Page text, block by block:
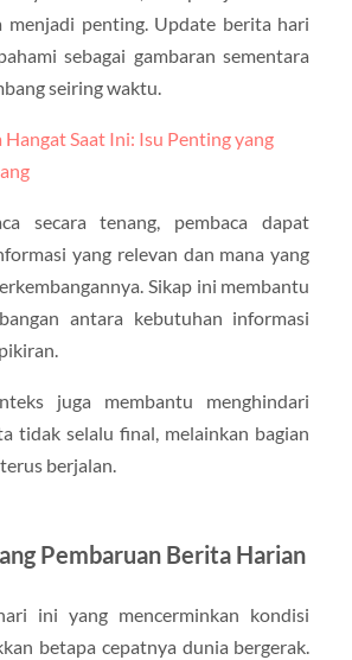
menjadi penting. Update berita hari
sebagai gambaran sementara
seiring waktu.
Hangat Saat Ini: Isu Penting yang
secara tenang, pembaca dapat
yang relevan dan mana yang
Sikap ini membantu
antara kebutuhan informasi
juga membantu menghindari
tidak selalu final, melainkan bagian
berjalan.
Pembaruan Berita Harian
ini yang mencerminkan kondisi
betapa cepatnya dunia bergerak.